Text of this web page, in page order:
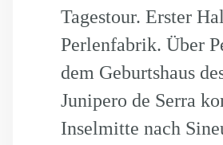
Tagestour. Erster
Perlenfabrik. Über
dem Geburtshaus
Junipero de Serra
Inselmitte nach